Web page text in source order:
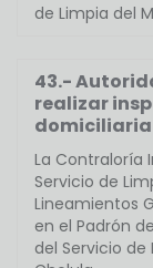
de Limpia del
43.-
realizar
domiciliaria
La Contraloría
Servicio de
Lineamientos
en el Padrón
del Servicio de